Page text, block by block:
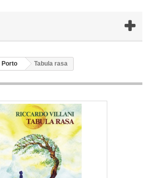
Il Porto Tabula rasa